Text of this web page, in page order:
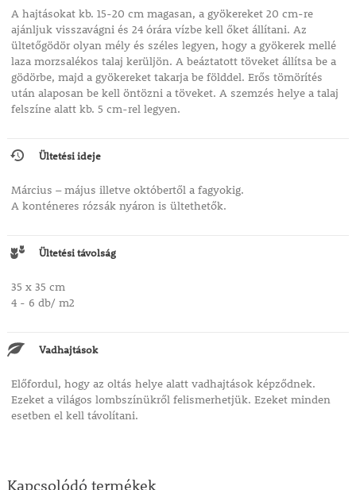
A hajtásokat kb. 15-20 cm magasan, a gyökereket 20 cm-re
ajánljuk visszavágni és 24 órára vízbe kell őket állítani. Az
ültetőgödör olyan mély és széles legyen, hogy a gyökerek mellé
laza morzsalékos talaj kerüljön. A beáztatott töveket állítsa be a
gödörbe, majd a gyökereket takarja be földdel. Erős tömörítés
után alaposan be kell öntözni a töveket. A szemzés helye a talaj
felszíne alatt kb. 5 cm-rel legyen.
Ültetési ideje
Március – május illetve októbertől a fagyokig.
A konténeres rózsák nyáron is ültethetők.
Ültetési távolság
35 x 35 cm
4 - 6 db/ m2
Vadhajtások
Előfordul, hogy az oltás helye alatt vadhajtások képződnek.
Ezeket a világos lombszínükről felismerhetjük. Ezeket minden
esetben el kell távolítani.
Kapcsolódó termékek